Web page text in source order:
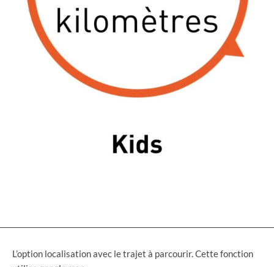
L’option localisation avec le trajet à parcourir. Cette fonction